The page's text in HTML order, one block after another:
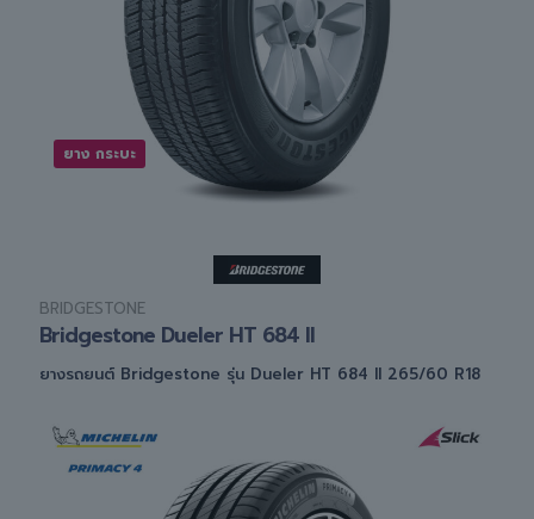
ยาง กระบะ
BRIDGESTONE
Bridgestone Dueler HT 684 II
ยางรถยนต์ Bridgestone รุ่น Dueler HT 684 II 265/60 R18